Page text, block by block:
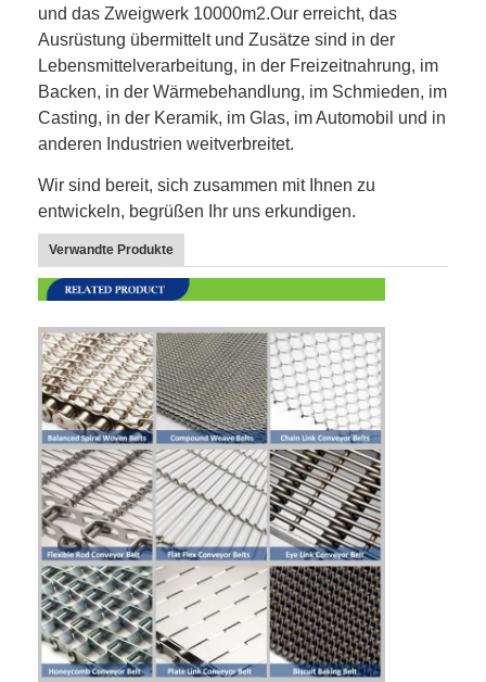
Fabrik Tour
Qualitätskontrolle
Kontakt
Alle Fälle
Spiraldrahtgeflecht
Hochtemperatur-Maschendraht
Nahrung Mesh Belt
Wabenförderband
Förderkette-Platte
Foto-voltaischer SolarMesh Belt
Kette Mesh Belt
und das Zweigwerk 10000m2.Our erreicht, das
Ausrüstung übermittelt und Zusätze sind in der
Lebensmittelverarbeitung, in der Freizeitnahrung, im
Backen, in der Wärmebehandlung, im Schmieden, im
Casting, in der Keramik, im Glas, im Automobil und in
anderen Industrien weitverbreitet.
Wir sind bereit, sich zusammen mit Ihnen zu
entwickeln, begrüßen Ihr uns erkundigen.
Verwandte Produkte